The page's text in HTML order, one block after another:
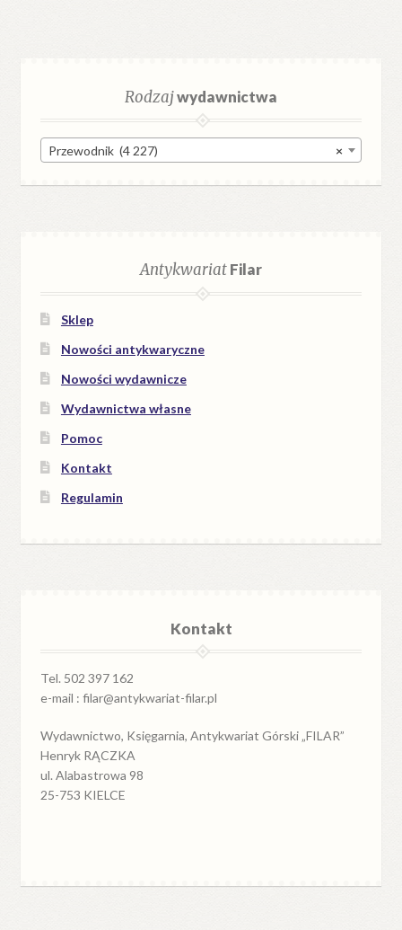
Rodzajwydawnictwa
×
Przewodnik (4 227)
AntykwariatFilar
Sklep
Nowości antykwaryczne
Nowości wydawnicze
Wydawnictwa własne
Pomoc
Kontakt
Regulamin
Kontakt
Tel. 502 397 162
e-mail : filar@antykwariat-filar.pl
Wydawnictwo, Księgarnia, Antykwariat Górski „FILAR”
Henryk RĄCZKA
ul. Alabastrowa 98
25-753 KIELCE